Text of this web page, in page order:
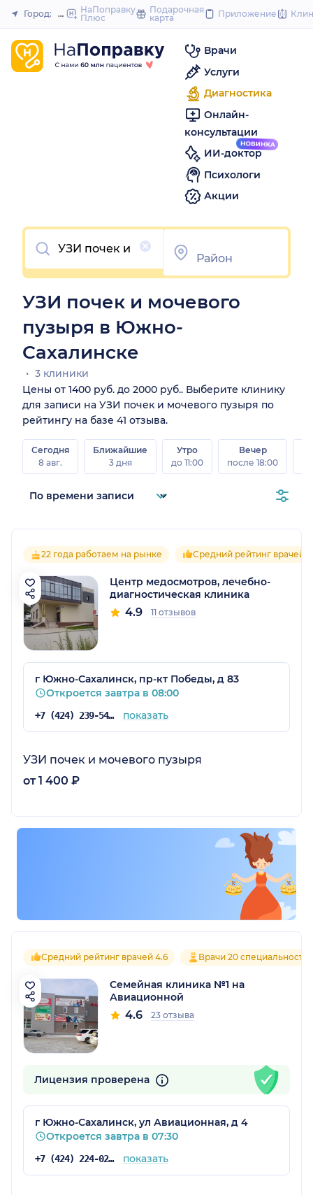
to
Закрыть
Город: Южно-Сахалинск
НаПоправку
Плюс
Подарочная
карта
Приложение
Врачи
Услуги
Диагностика
Онлайн-
консультации
ИИ-доктор
Психологи
Акции
Очистить
УЗИ почек и мочевого
пузыря в Южно-
Сахалинске
3 клиники
Цены от 1400 руб. до 2000 руб.. Выберите клинику
для записи на УЗИ почек и мочевого пузыря по
рейтингу на базе 41 отзыва.
Сегодня
8 авг.
Ближайшие
3 дня
Утро
до 11:00
Вечер
после 18:00
22 года работаем на рынке Средний рейтинг врачей
Центр медосмотров, лечебно-
диагностическая клиника
4.9 11 отзывов
г Южно-Сахалинск, пр-кт Победы, д 83
Откроется завтра в 08:00
+7 (424) 239-54-12 показать
УЗИ почек и мочевого пузыря
от 1 400 ₽
Средний рейтинг врачей 4.6 Врачи 20
Семейная клиника №1 на
Авиационной
4.6 23 отзыва
Лицензия проверена
г Южно-Сахалинск, ул Авиационная, д 4
Откроется завтра в 07:30
+7 (424) 224-02-50 показать